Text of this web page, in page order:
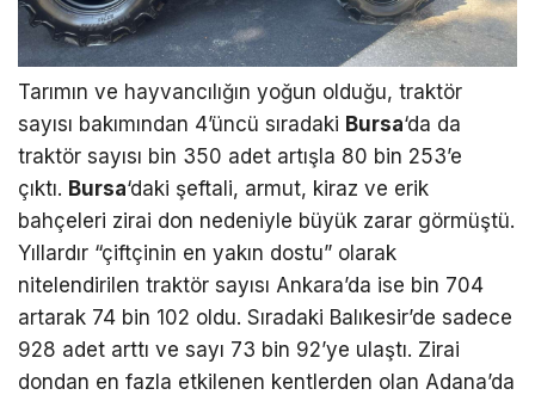
Tarımın ve hayvancılığın yoğun olduğu, traktör
sayısı bakımından 4’üncü sıradaki Bursa‘da da
traktör sayısı bin 350 adet artışla 80 bin 253’e
çıktı. Bursa‘daki şeftali, armut, kiraz ve erik
bahçeleri zirai don nedeniyle büyük zarar görmüştü.
Yıllardır “çiftçinin en yakın dostu” olarak
nitelendirilen traktör sayısı Ankara’da ise bin 704
artarak 74 bin 102 oldu. Sıradaki Balıkesir’de sadece
928 adet arttı ve sayı 73 bin 92’ye ulaştı. Zirai
dondan en fazla etkilenen kentlerden olan Adana’da